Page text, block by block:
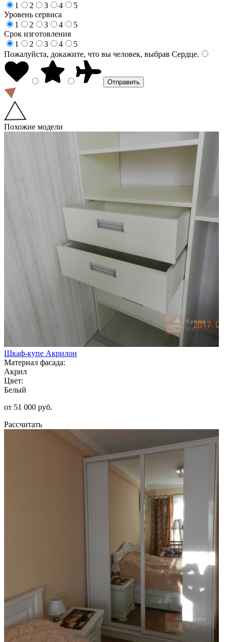
1
2 3 4
5
Уровень сервиса
1
2 3 4
5
Срок изготовления
1
2 3 4
5
Пожалуйста, докажите, что вы человек, выбрав Сердце.
Похожие модели
Шкаф-купе Акрилон
Материал фасада:
Акрил
Цвет:
Белый
от 51 000 руб.
Рассчитать